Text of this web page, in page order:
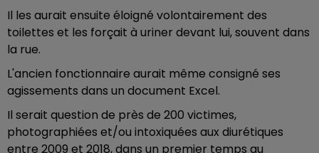
Il les aurait ensuite éloigné volontairement des
toilettes et les forçait à uriner devant lui, souvent dans
la rue.
L'ancien fonctionnaire aurait même consigné ses
agissements dans un document Excel.
Il serait question de près de 200 victimes,
photographiées et/ou intoxiquées aux diurétiques
entre 2009 et 2018, dans un premier temps au